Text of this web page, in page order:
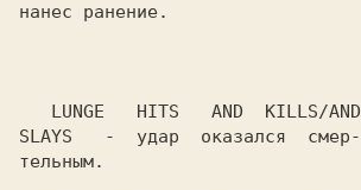
нанес ранение.
LUNGE   HITS   AND  KILLS/AND
SLAYS
   -  удар  оказался  смер-
тельным.